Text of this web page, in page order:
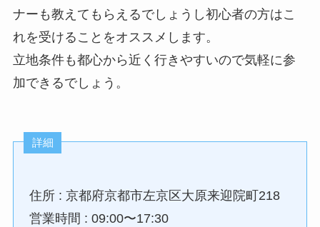
ナーも教えてもらえるでしょうし初心者の方はこ
れを受けることをオススメします。
立地条件も都心から近く行きやすいので気軽に参
加できるでしょう。
詳細
住所 : 京都府京都市左京区大原来迎院町218
営業時間 : 09:00〜17:30